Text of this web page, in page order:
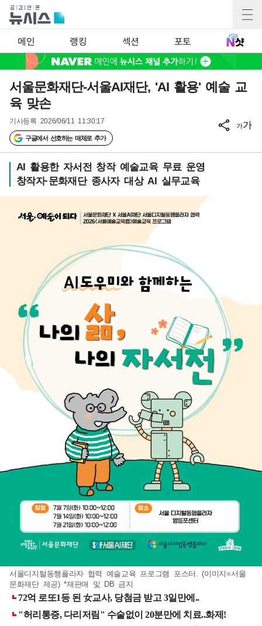
메인 랭킹 섹션 포토
서울문화재단-서울AI재단, 'AI 활용' 예술 교
육 맞손
기사등록 2026/06/11 11:30:17
구글에서 선호하는 매체로 추가
가가
AI 활용한 자서전 창작 예술교육 무료 운영
창작자·문화재단 종사자 대상 AI 실무교육
서울디지털동행플라자 협력 예술교육 프로그램 포스터. (이미지=서울
문화재단 제공) *재판매 및 DB 금지